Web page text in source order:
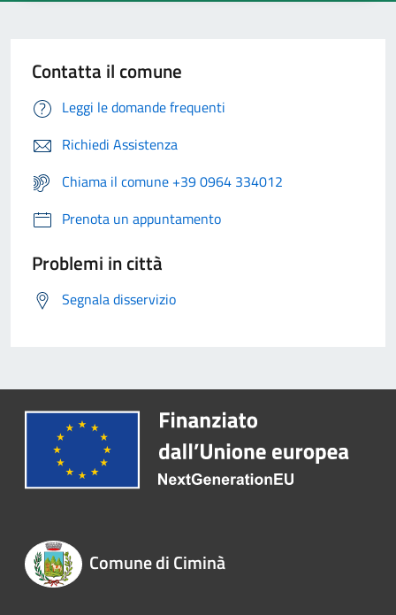
Contatta il comune
Leggi le domande frequenti
Richiedi Assistenza
Chiama il comune +39 0964 334012
Prenota un appuntamento
Problemi in città
Segnala disservizio
Comune di Ciminà